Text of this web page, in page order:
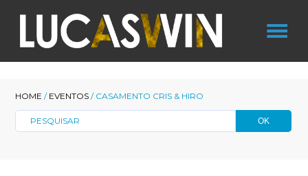
HOME / EVENTOS / CASAMENTO CRIS & HIRO